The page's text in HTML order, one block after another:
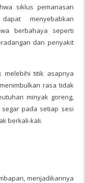
siklus pemanasan
menyebabkan
berbahaya seperti
dan penyakit
melebihi titik asapnya
rasa tidak
minyak goreng,
pada setiap sesi
berkali-kali.
menjadikannya